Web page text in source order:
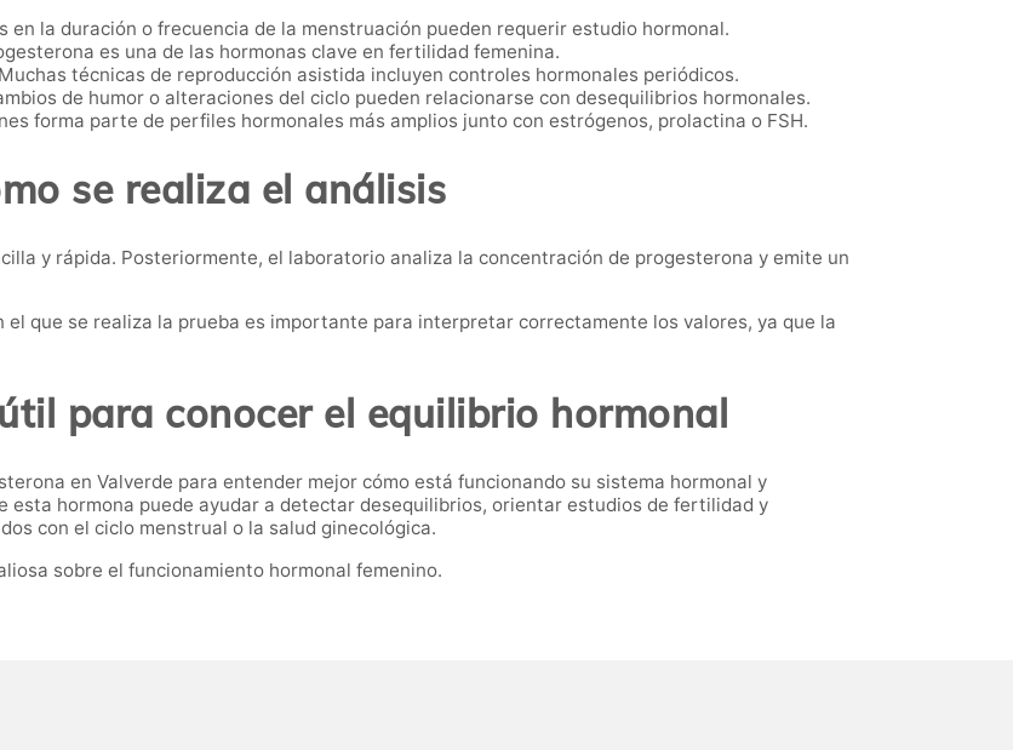
en la duración o frecuencia de la menstruación pueden requerir estudio hormonal.
es una de las hormonas clave en fertilidad femenina.
Muchas técnicas de reproducción asistida incluyen controles hormonales periódicos.
de humor o alteraciones del ciclo pueden relacionarse con desequilibrios hormonales.
forma parte de perfiles hormonales más amplios junto con estrógenos, prolactina o FSH.
se realiza el análisis
y rápida. Posteriormente, el laboratorio analiza la concentración de progesterona y emite un
el que se realiza la prueba es importante para interpretar correctamente los valores, ya que la
para conocer el equilibrio hormonal
en Valverde para entender mejor cómo está funcionando su sistema hormonal y
esta hormona puede ayudar a detectar desequilibrios, orientar estudios de fertilidad y
con el ciclo menstrual o la salud ginecológica.
sobre el funcionamiento hormonal femenino.